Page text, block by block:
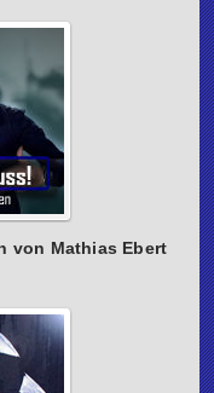
von Mathias Ebert